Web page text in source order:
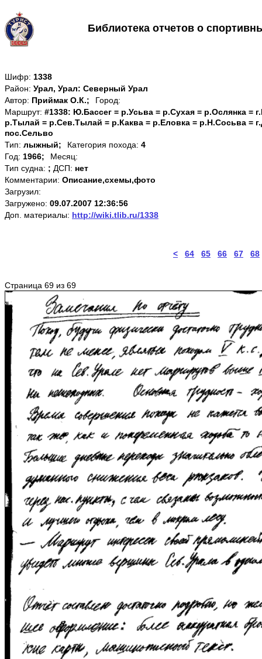
Библиотека отчетов о
Шифр: 1338
Район: Урал, Урал: Северный Урал
Автор: Приймак О.К.;
Город:
Маршрут: #1338: Ю.Бассег = р.Усьва = р.Сухая = р.Ослянка =
р.Тылай = р.Сев.Тылай = р.Каква = р.Еловка = р.Н.Сосьва =
пос.Сельво
Тип: лыжный; Категория похода: 4
Год: 1966;
Месяц:
Тип судна: ; ДСП: нет
Комментарии: Описание,схемы,фото
Загрузил:
Загружено: 09.07.2007 12:36:56
Доп. материалы: http://wiki.tlib.ru/1338
< 64 65 66 67 68
Страница 69 из 69